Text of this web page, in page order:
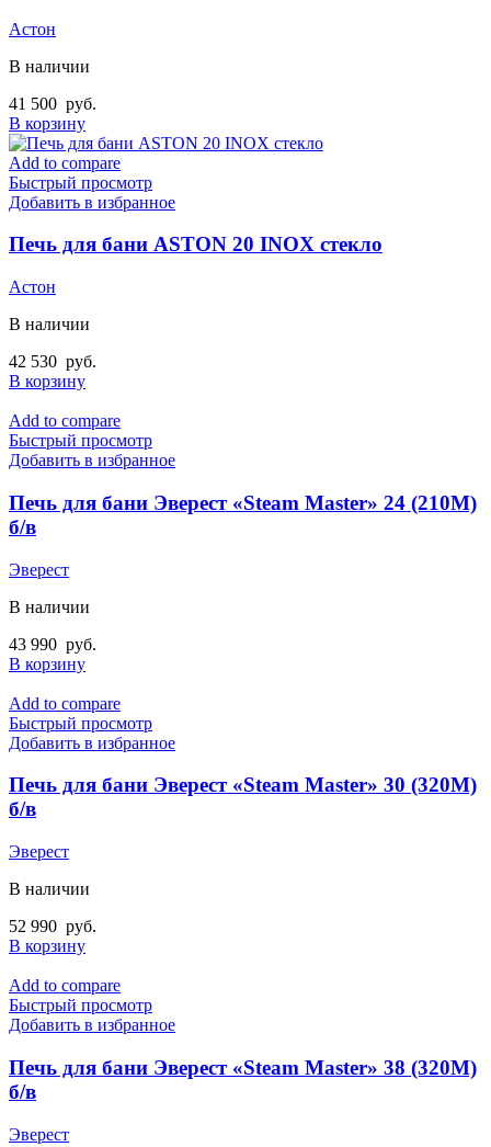
Астон
В наличии
41 500 руб.
В корзину
Add to compare
Быстрый просмотр
Добавить в избранное
Печь для бани ASTON 20 INOX стекло
Астон
В наличии
42 530 руб.
В корзину
Add to compare
Быстрый просмотр
Добавить в избранное
Печь для бани Эверест «Steam Master» 24 (210М)
б/в
Эверест
В наличии
43 990 руб.
В корзину
Add to compare
Быстрый просмотр
Добавить в избранное
Печь для бани Эверест «Steam Master» 30 (320М)
б/в
Эверест
В наличии
52 990 руб.
В корзину
Add to compare
Быстрый просмотр
Добавить в избранное
Печь для бани Эверест «Steam Master» 38 (320М)
б/в
Эверест